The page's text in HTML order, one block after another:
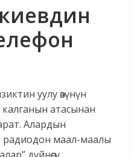
уулу өзүнүн
атасынан
Алардын
маал-маалы
дүйнөсү,